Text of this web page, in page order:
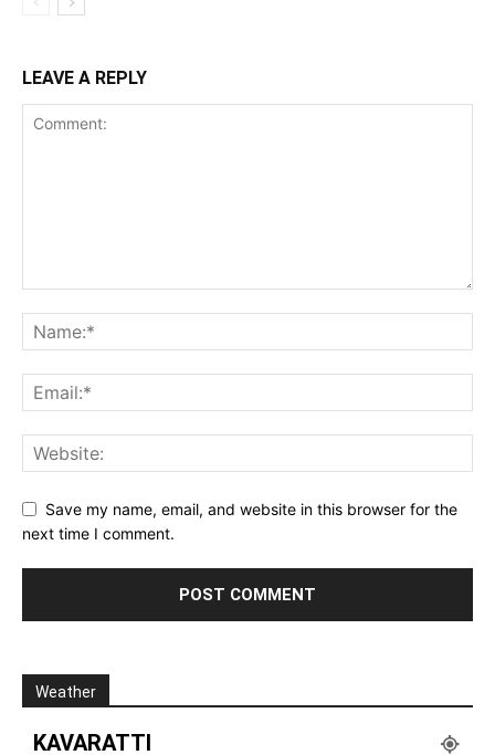
LEAVE A REPLY
Save my name, email, and website in this browser for the
next time I comment.
Weather
KAVARATTI